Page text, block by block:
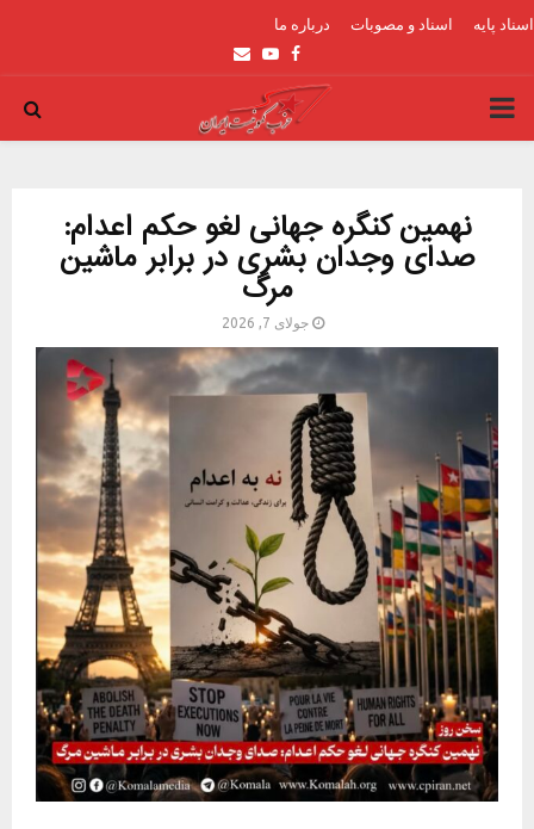
اسناد پایه اسناد و مصوبات درباره ما
Facebook
Youtube
Email
PRIMARY
نهمین کنگره جهانی لغو حکم اعدام:
صدای وجدان بشری در برابر ماشین
مرگ
جولای 7, 2026